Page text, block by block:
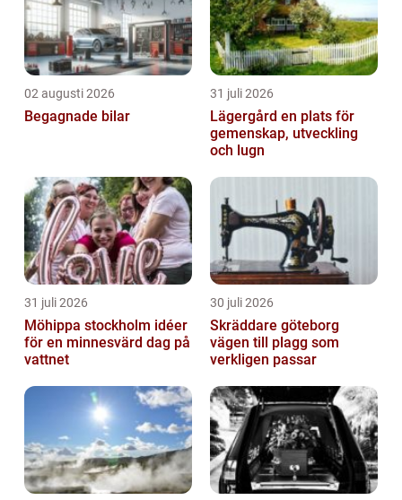
02 augusti 2026
Begagnade bilar
31 juli 2026
Lägergård en plats för
gemenskap, utveckling
och lugn
31 juli 2026
Möhippa stockholm idéer
för en minnesvärd dag på
vattnet
30 juli 2026
Skräddare göteborg
vägen till plagg som
verkligen passar